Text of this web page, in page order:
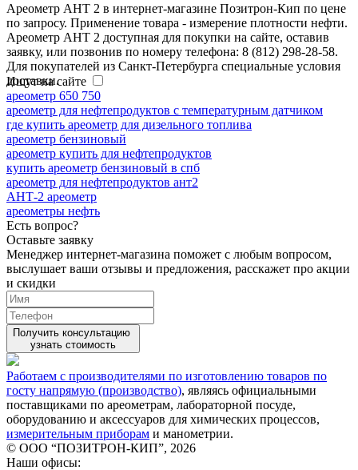
Ареометр АНТ 2 в интернет-магазине Позитрон-Кип по цене
по запросу. Применение товара - измерение плотности нефти.
Ареометр АНТ 2 доступная для покупки на сайте, оставив
заявку, или позвонив по номеру телефона: 8 (812) 298-28-58.
Для покупателей из Санкт-Петербурга специальные условия
доставки.
Ищут на сайте
ареометр 650 750
ареометр для нефтепродуктов с температурным датчиком
где купить ареометр для дизельного топлива
ареометр бензиновый
ареометр купить для нефтепродуктов
купить ареометр бензиновый в спб
ареометр для нефтепродуктов ант2
АНТ-2 ареометр
ареометры нефть
Есть вопрос?
Оставьте заявку
Менеджер интернет-магазина поможет с любым вопросом,
выслушает ваши отзывы и предложения, расскажет про акции
и скидки
Получить консультацию
узнать стоимость
Работаем с производителями по изготовлению товаров по
госту напрямую (производство), являясь официальными
поставщиками по ареометрам, лабораторной посуде,
оборудованию и аксессуаров для химических процессов,
измерительным приборам и манометрии.
© ООО “ПОЗИТРОН-КИП”, 2026
Наши офисы: